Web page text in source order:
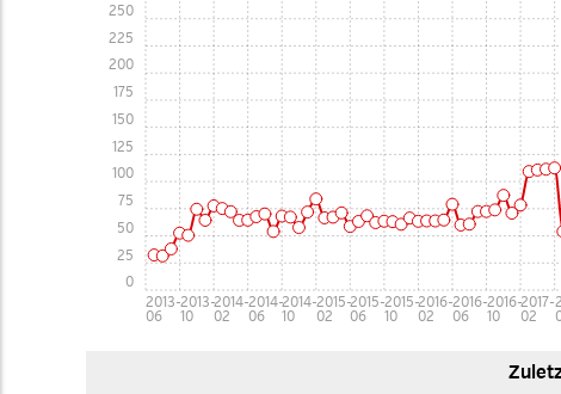
2013-
06
2013-
10
2014-
02
2014-
06
2014-
10
2015-
02
2015-
06
2015-
10
2016-
02
2016-
06
2016-
10
2017-
02
0
25
50
75
100
125
150
175
200
225
250